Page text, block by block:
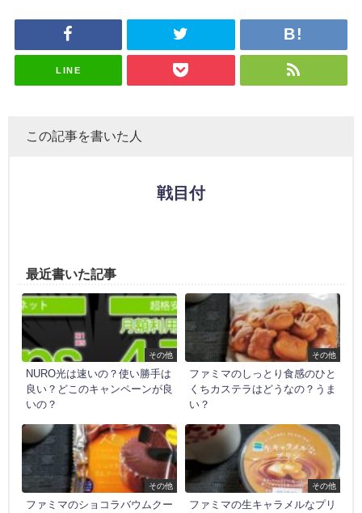
LINE
この記事を書いた人
戦目付
最近書いた記事
その他
NURO光は速いの？使い勝手は
良い？どこのキャンペーンが良
いの？
その他
ファミマのしっとり食感のひと
くちカステラはどうなの？うま
い？
その他
ファミマのショコラバウムクー
その他
ファミマの生キャラメルなプリ